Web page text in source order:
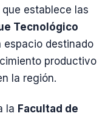
establece las
Tecnológico
espacio destinado
productivo
la región.
la Facultad de